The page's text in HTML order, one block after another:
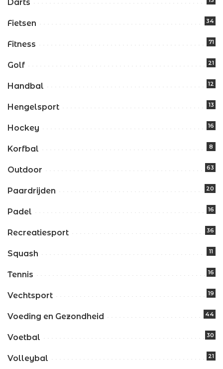
Darts
Fietsen 34
Fitness 71
Golf 21
Handbal 12
Hengelsport 13
Hockey 16
Korfbal 8
Outdoor 63
Paardrijden 20
Padel 16
Recreatiesport 36
Squash 11
Tennis 16
Vechtsport 19
Voeding en Gezondheid 44
Voetbal 30
Volleybal 21